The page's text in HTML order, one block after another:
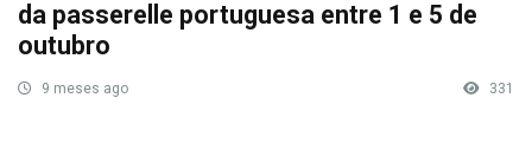
da passerelle portuguesa entre 1 e 5 de
outubro
9 meses ago 331